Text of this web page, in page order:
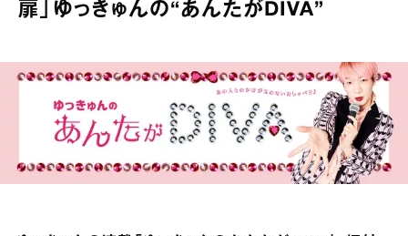
扉」ゆっきゅんの“あんたがDIVA”